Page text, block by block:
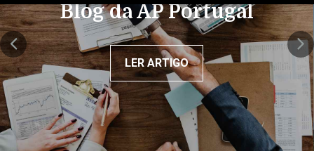
de cumprires um estágio
na AP Portugal
LER ARTIGO